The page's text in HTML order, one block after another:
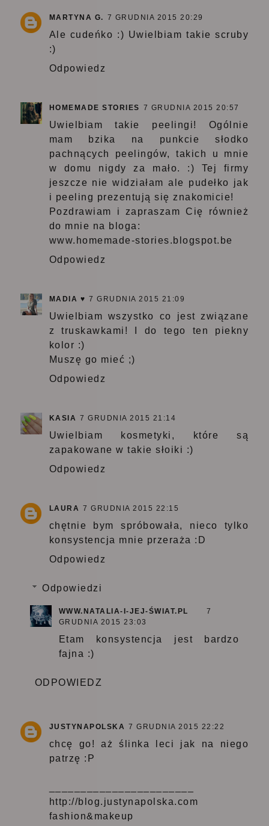
MARTYNA G. 7 GRUDNIA 2015 20:29
Ale cudeńko :) Uwielbiam takie scruby
:)
Odpowiedz
HOMEMADE STORIES 7 GRUDNIA 2015 20:57
Uwielbiam takie peelingi! Ogólnie
mam bzika na punkcie słodko
pachnących peelingów, takich u mnie
w domu nigdy za mało. :) Tej firmy
jeszcze nie widziałam ale pudełko jak
i peeling prezentują się znakomicie!
Pozdrawiam i zapraszam Cię również
do mnie na bloga:
www.homemade-stories.blogspot.be
Odpowiedz
MADIA ♥ 7 GRUDNIA 2015 21:09
Uwielbiam wszystko co jest związane
z truskawkami! I do tego ten piekny
kolor :)
Muszę go mieć ;)
Odpowiedz
KASIA 7 GRUDNIA 2015 21:14
Uwielbiam kosmetyki, które są
zapakowane w takie słoiki :)
Odpowiedz
LAURA 7 GRUDNIA 2015 22:15
chętnie bym spróbowała, nieco tylko
konsystencja mnie przeraża :D
Odpowiedz
Odpowiedzi
WWW.NATALIA-I-JEJ-ŚWIAT.PL
7
GRUDNIA 2015 23:03
Etam konsystencja jest bardzo
fajna :)
ODPOWIEDZ
JUSTYNAPOLSKA 7 GRUDNIA 2015 22:22
chcę go! aż ślinka leci jak na niego
patrzę :P
http://blog.justynapolska.com
fashion&makeup